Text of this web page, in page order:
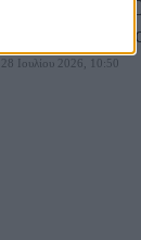
Aiolia Avlaki
σε μία από
28 Ιουλίου 2026, 10:50